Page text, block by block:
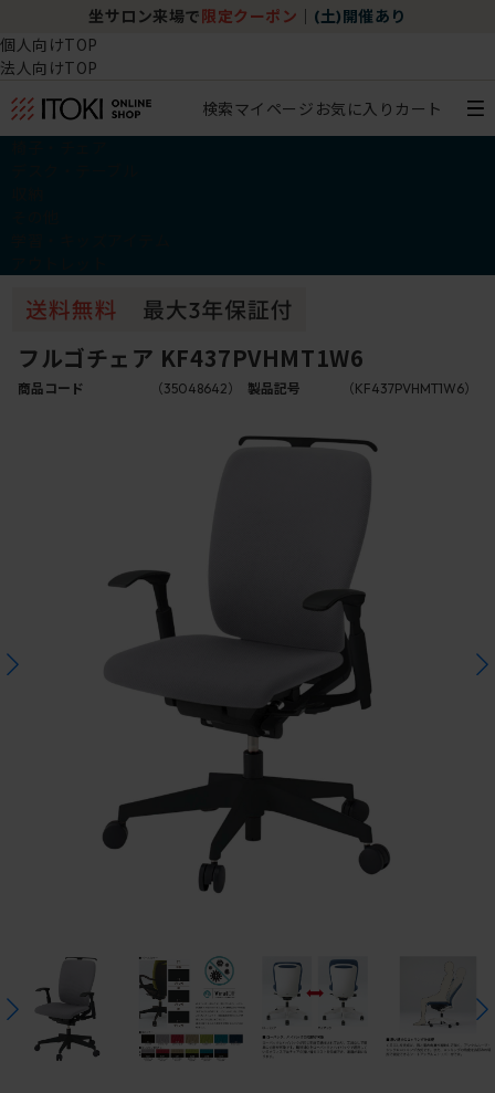
坐サロン来場で 限定クーポン (土)開催あり
個人向けTOP
法人向けTOP
検索マイページ お気に入り カート
フルゴチェア KF437PVHMT1W6
商品コード （35048642） 製品記号 （KF437PVHMT1W6）